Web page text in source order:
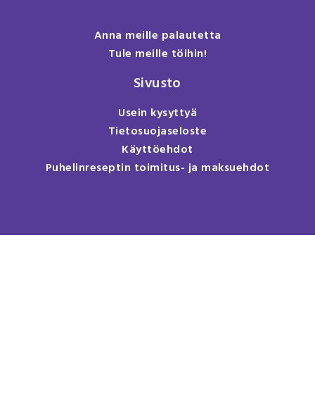
Anna meille palautetta
Tule meille töihin!
Sivusto
Usein kysyttyä
Tietosuojaseloste
Käyttöehdot
Puhelinreseptin toimitus- ja maksuehdot